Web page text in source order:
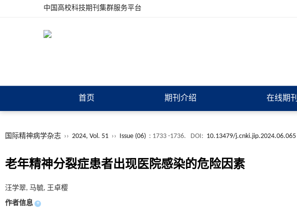
中国高校科技期刊集群服务平台
首页 期刊介绍 在线期刊
国际精神病学杂志 ›› 2024, Vol. 51 ›› Issue (06) : 1733 -1736. DOI: 10.13479/j.cnki.jip.2024.06.065
老年精神分裂症患者出现医院感染的危险因素
汪学翠, 马毓, 王卓樱
作者信息 +